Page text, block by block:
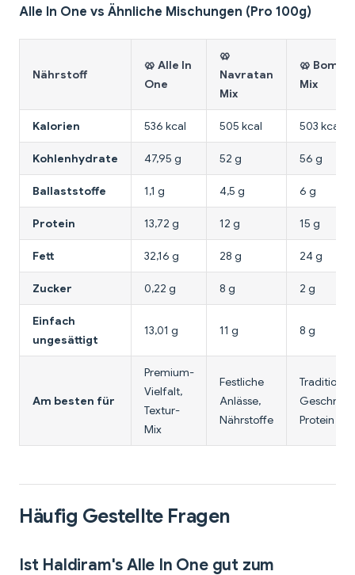
Alle In One vs Ähnliche Mischungen (Pro 100g)
Nährstoff
🥨 Alle In
One
🥨
Navratan
Mix
🥨
Mix
Kalorien 536 kcal 505 kcal 503 kcal
Kohlenhydrate 47,95 g 52 g 56 g
Ballaststoffe 1,1 g 4,5 g 6 g
Protein 13,72 g 12 g 15 g
Fett 32,16 g 28 g 24 g
Zucker 0,22 g 8 g 2 g
Einfach
ungesättigt
13,01 g 11 g 8 g
Am besten für
Premium-
Vielfalt,
Textur-
Mix
Festliche
Anlässe,
Nährstoffe
Protein
Häufig Gestellte Fragen
Ist Haldiram's Alle In One gut zum